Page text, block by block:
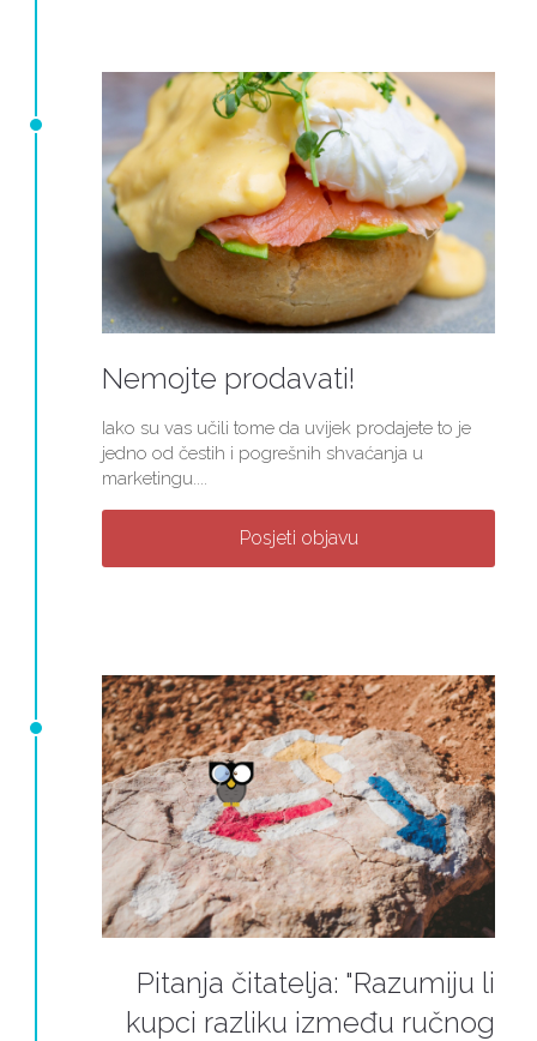
Nemojte prodavati!
Iako su vas učili tome da uvijek prodajete to je
jedno od čestih i pogrešnih shvaćanja u
marketingu....
Posjeti objavu
Pitanja čitatelja: "Razumiju li
kupci razliku između ručnog